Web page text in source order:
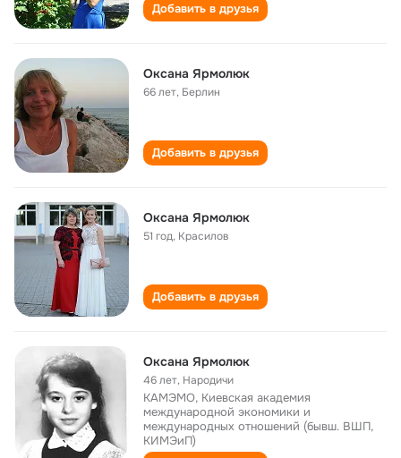
Добавить в друзья
Оксана Ярмолюк
66 лет, Берлин
Добавить в друзья
Оксана Ярмолюк
51 год, Красилов
Добавить в друзья
Оксана Ярмолюк
46 лет, Народичи
КАМЭМО, Киевская академия
международной экономики и
международных отношений (бывш. ВШП,
КИМЭиП)